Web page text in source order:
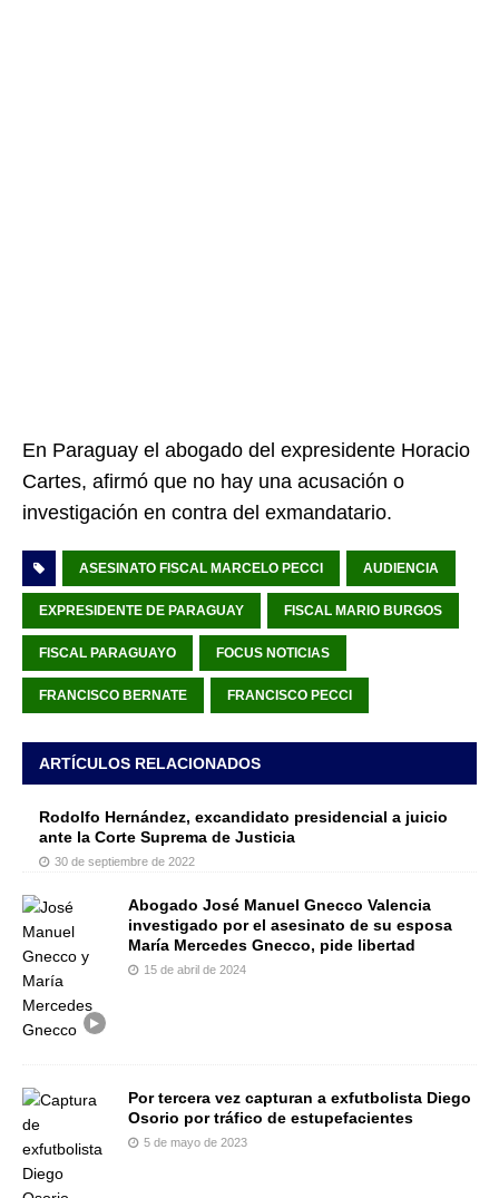
En Paraguay el abogado del expresidente Horacio
Cartes, afirmó que no hay una acusación o
investigación en contra del exmandatario.
ASESINATO FISCAL MARCELO PECCI AUDIENCIA
EXPRESIDENTE DE PARAGUAY FISCAL MARIO BURGOS
FISCAL PARAGUAYO FOCUS NOTICIAS
FRANCISCO BERNATE FRANCISCO PECCI
ARTÍCULOS RELACIONADOS
Rodolfo Hernández, excandidato presidencial a juicio
ante la Corte Suprema de Justicia
30 de septiembre de 2022
Abogado José Manuel Gnecco Valencia
investigado por el asesinato de su esposa
María Mercedes Gnecco, pide libertad
15 de abril de 2024
Por tercera vez capturan a exfutbolista Diego
Osorio por tráfico de estupefacientes
5 de mayo de 2023